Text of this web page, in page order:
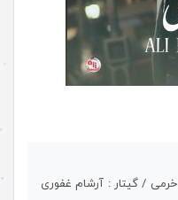
/ گیتار : آرشام غفوری